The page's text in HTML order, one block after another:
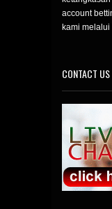
account
kami melalui
CONTACT